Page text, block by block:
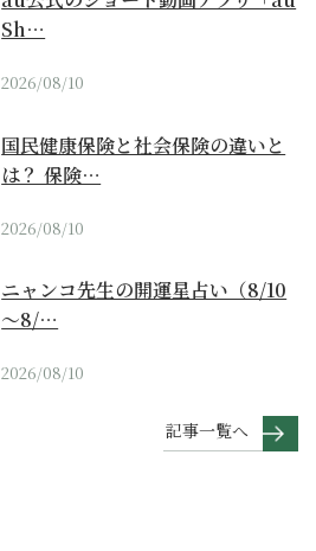
Sh…
2026/08/10
国民健康保険と社会保険の違いと
は？ 保険…
2026/08/10
ニャンコ先生の開運星占い（8/10
～8/…
2026/08/10
記事一覧へ